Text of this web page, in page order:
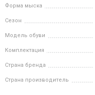
Форма мыска
Сезон
Модель обуви
Комплектация
Страна бренда
Страна производитель